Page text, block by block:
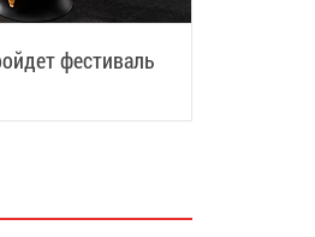
фестиваль